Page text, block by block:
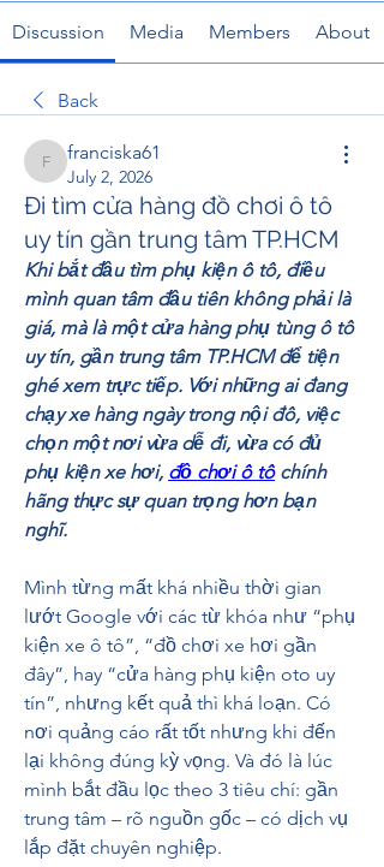
Discussion Media Members About
Back
franciska61
franciska61
July 2, 2026
Đi tìm cửa hàng đồ chơi ô tô
uy tín gần trung tâm TP.HCM
Khi bắt đầu tìm phụ kiện ô tô, điều
mình quan tâm đầu tiên không phải là
giá, mà là một cửa hàng phụ tùng ô tô
uy tín, gần trung tâm TP.HCM để tiện
ghé xem trực tiếp. Với những ai đang
chạy xe hàng ngày trong nội đô, việc
chọn một nơi vừa dễ đi, vừa có đủ
phụ kiện xe hơi, đồ chơi ô tô chính
hãng thực sự quan trọng hơn bạn
nghĩ.
Mình từng mất khá nhiều thời gian
lướt Google với các từ khóa như “phụ
kiện xe ô tô”, “đồ chơi xe hơi gần
đây”, hay “cửa hàng phụ kiện oto uy
tín”, nhưng kết quả thì khá loạn. Có
nơi quảng cáo rất tốt nhưng khi đến
lại không đúng kỳ vọng. Và đó là lúc
mình bắt đầu lọc theo 3 tiêu chí: gần
trung tâm – rõ nguồn gốc – có dịch vụ
lắp đặt chuyên nghiệp.